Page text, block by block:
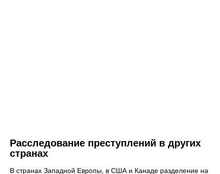
Расследование преступлений в других
странах
В странах Западной Европы, в США и Канаде разделение на